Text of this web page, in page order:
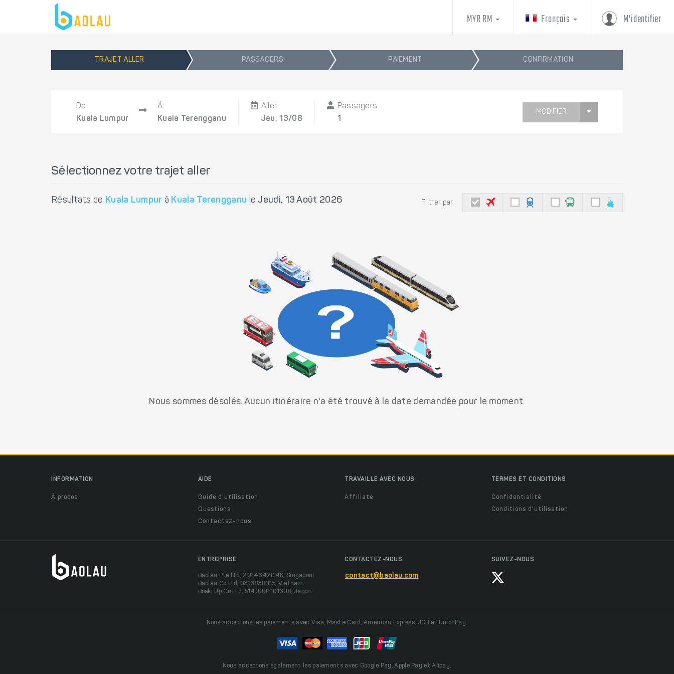
M'identifier
Français
MYR RM
TRAJET ALLER PASSAGERS PAIEMENT CONFIRMATION
De
Kuala Lumpur
À
Kuala Terengganu
Aller
Jeu, 13/08
Passagers
1
MODIFIER
Sélectionnez votre trajet aller
Résultats de Kuala Lumpur à Kuala Terengganu leJeudi, 13 Août 2026 Filtrer par
Nous sommes désolés. Aucun itinéraire n'a été trouvé à la date demandée pour le moment.
INFORMATION
À propos
AIDE
Guide d'utilisation
Questions
Contactez-nous
TRAVAILLE AVEC NOUS
Affiliate
TERMES ET CONDITIONS
Confidentialité
Conditions d'utilisation
ENTREPRISE
Baolau Pte Ltd, 201434204K, Singapour
Baolau Co Ltd, 0313838015, Vietnam
Boeki Up Co Ltd, 5140001101308, Japon
CONTACTEZ-NOUS
contact@baolau.com
SUIVEZ-NOUS
Nous acceptons les paiements avec Visa, MasterCard, American Express, JCB et UnionPay.
Nous acceptons également les paiements avec Google Pay, Apple Pay et Alipay.